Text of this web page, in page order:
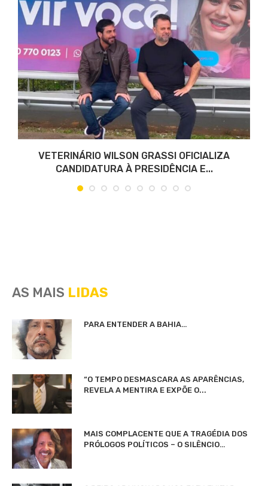
VETERINÁRIO WILSON GRASSI OFICIALIZA
CANDIDATURA À PRESIDÊNCIA E...
AS MAIS LIDAS
PARA ENTENDER A BAHIA…
“O TEMPO DESMASCARA AS APARÊNCIAS,
REVELA A MENTIRA E EXPÕE O...
MAIS COMPLACENTE QUE A TRAGÉDIA DOS
PRÓLOGOS POLÍTICOS – O SILÊNCIO…